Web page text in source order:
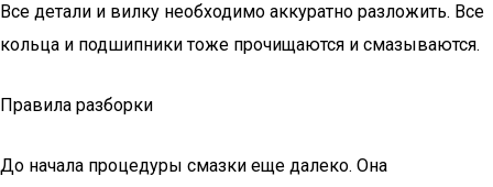
Все детали и вилку необходимо аккуратно разложить. Все
кольца и подшипники тоже прочищаются и смазываются.
Правила разборки
До начала процедуры смазки еще далеко. Она